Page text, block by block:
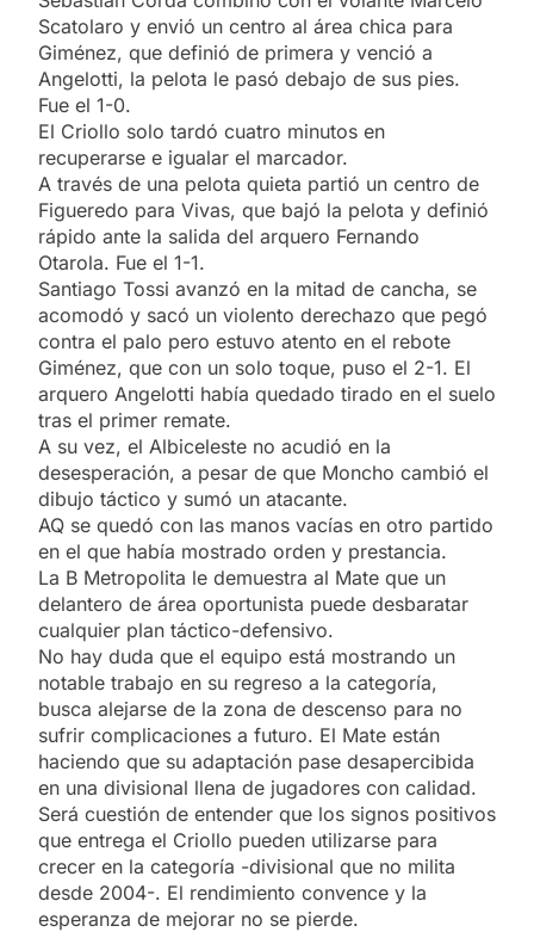
Scatolaro y envió un centro al área chica para
Giménez, que definió de primera y venció a
Angelotti, la pelota le pasó debajo de sus pies.
Fue el 1-0.
El Criollo solo tardó cuatro minutos en
recuperarse e igualar el marcador.
A través de una pelota quieta partió un centro de
Figueredo para Vivas, que bajó la pelota y definió
rápido ante la salida del arquero Fernando
Otarola. Fue el 1-1.
Santiago Tossi avanzó en la mitad de cancha, se
acomodó y sacó un violento derechazo que pegó
contra el palo pero estuvo atento en el rebote
Giménez, que con un solo toque, puso el 2-1. El
arquero Angelotti había quedado tirado en el suelo
tras el primer remate.
A su vez, el Albiceleste no acudió en la
desesperación, a pesar de que Moncho cambió el
dibujo táctico y sumó un atacante.
AQ se quedó con las manos vacías en otro partido
en el que había mostrado orden y prestancia.
La B Metropolita le demuestra al Mate que un
delantero de área oportunista puede desbaratar
cualquier plan táctico-defensivo.
No hay duda que el equipo está mostrando un
notable trabajo en su regreso a la categoría,
busca alejarse de la zona de descenso para no
sufrir complicaciones a futuro. El Mate están
haciendo que su adaptación pase desapercibida
en una divisional llena de jugadores con calidad.
Será cuestión de entender que los signos positivos
que entrega el Criollo pueden utilizarse para
crecer en la categoría -divisional que no milita
desde 2004-. El rendimiento convence y la
esperanza de mejorar no se pierde.